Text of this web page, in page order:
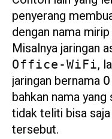
penyerang
dengan nama
Misalnya jaringan
Office-WiFi,
jaringan bernama
bahkan nama
tidak teliti bisa
tersebut.